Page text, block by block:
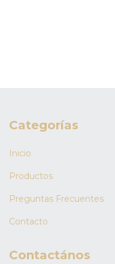
Categorías
Inicio
Productos
Preguntas Frecuentes
Contacto
Contactános